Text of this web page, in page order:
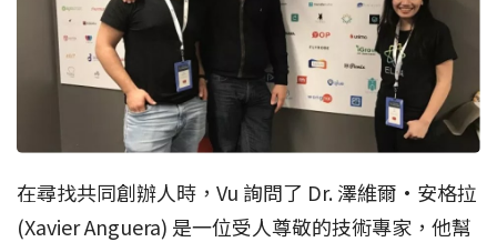
在尋找共同創辦人時，Vu 詢問了 Dr. 澤維爾·安格拉
(Xavier Anguera) 是一位受人尊敬的技術專家，他幫